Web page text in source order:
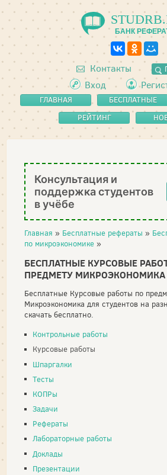
БАНК
Контакты
Вход
ГЛАВНАЯ
БЕСПЛАТНЫЕ
РЕФЕРАТЫ
РЕЙТИНГ
Консультация и
поддержка студентов
в учёбе
Главная » Бесплатные рефераты »
по микроэкономике »
БЕСПЛАТНЫЕ КУРСОВЫЕ
ПРЕДМЕТУ МИКРОЭКОНОМИКА
Бесплатные Курсовые работы по
Микроэкономика для студентов на
скачать бесплатно.
Контрольные работы
Курсовые работы
Шпаргалки
Тесты
КОПРы
Задачи
Рефераты
Лабораторные работы
Доклады
Презентации